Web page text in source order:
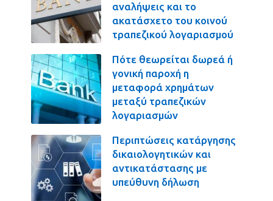
αναλήψεις και το
ακατάσχετο του κοινού
τραπεζικού λογαριασμού
Πότε θεωρείται δωρεά ή
γονική παροχή η
μεταφορά χρημάτων
μεταξύ τραπεζικών
λογαριασμών
Περιπτώσεις κατάργησης
δικαιολογητικών και
αντικατάστασης με
υπεύθυνη δήλωση